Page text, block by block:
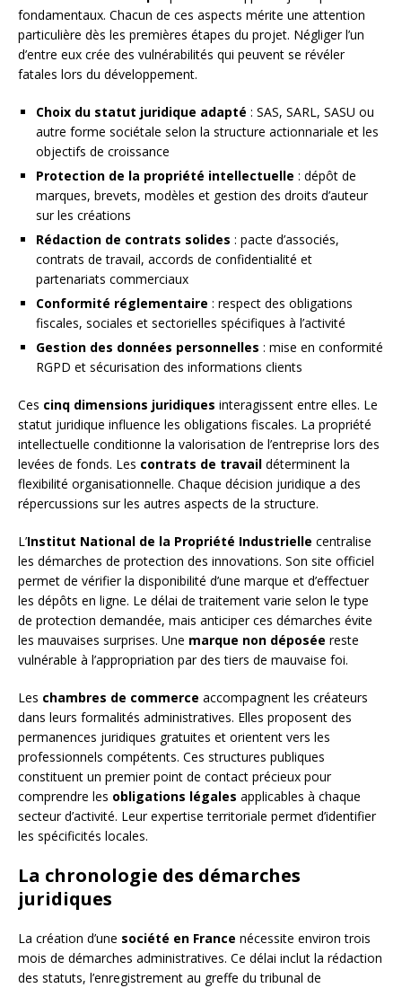
fondamentaux. Chacun de ces aspects mérite une attention
particulière dès les premières étapes du projet. Négliger l’un
d’entre eux crée des vulnérabilités qui peuvent se révéler
fatales lors du développement.
Choix du statut juridique adapté : SAS, SARL, SASU ou
autre forme sociétale selon la structure actionnariale et les
objectifs de croissance
Protection de la propriété intellectuelle : dépôt de
marques, brevets, modèles et gestion des droits d’auteur
sur les créations
Rédaction de contrats solides : pacte d’associés,
contrats de travail, accords de confidentialité et
partenariats commerciaux
Conformité réglementaire : respect des obligations
fiscales, sociales et sectorielles spécifiques à l’activité
Gestion des données personnelles : mise en conformité
RGPD et sécurisation des informations clients
Ces cinq dimensions juridiques interagissent entre elles. Le
statut juridique influence les obligations fiscales. La propriété
intellectuelle conditionne la valorisation de l’entreprise lors des
levées de fonds. Les contrats de travail déterminent la
flexibilité organisationnelle. Chaque décision juridique a des
répercussions sur les autres aspects de la structure.
L’Institut National de la Propriété Industrielle centralise
les démarches de protection des innovations. Son site officiel
permet de vérifier la disponibilité d’une marque et d’effectuer
les dépôts en ligne. Le délai de traitement varie selon le type
de protection demandée, mais anticiper ces démarches évite
les mauvaises surprises. Une marque non déposée reste
vulnérable à l’appropriation par des tiers de mauvaise foi.
Les chambres de commerce accompagnent les créateurs
dans leurs formalités administratives. Elles proposent des
permanences juridiques gratuites et orientent vers les
professionnels compétents. Ces structures publiques
constituent un premier point de contact précieux pour
comprendre les obligations légales applicables à chaque
secteur d’activité. Leur expertise territoriale permet d’identifier
les spécificités locales.
La chronologie des démarches
juridiques
La création d’une société en France nécessite environ trois
mois de démarches administratives. Ce délai inclut la rédaction
des statuts, l’enregistrement au greffe du tribunal de